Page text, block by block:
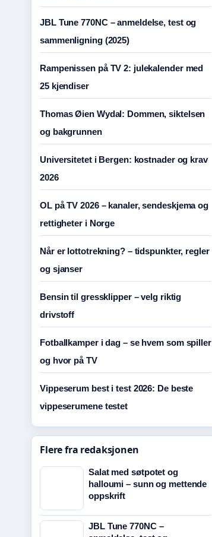
JBL Tune 770NC – anmeldelse, test og
sammenligning (2025)
Rampenissen på TV 2: julekalender med
25 kjendiser
Thomas Øien Wydal: Dommen, siktelsen
og bakgrunnen
Universitetet i Bergen: kostnader og krav
2026
OL på TV 2026 – kanaler, sendeskjema og
rettigheter i Norge
Når er lottotrekning? – tidspunkter, regler
og sjanser
Bensin til gressklipper – velg riktig
drivstoff
Fotballkamper i dag – se hvem som spiller
og hvor på TV
Vippeserum best i test 2026: De beste
vippeserumene testet
Flere fra redaksjonen
Salat med søtpotet og
halloumi – sunn og mettende
oppskrift
JBL Tune 770NC –